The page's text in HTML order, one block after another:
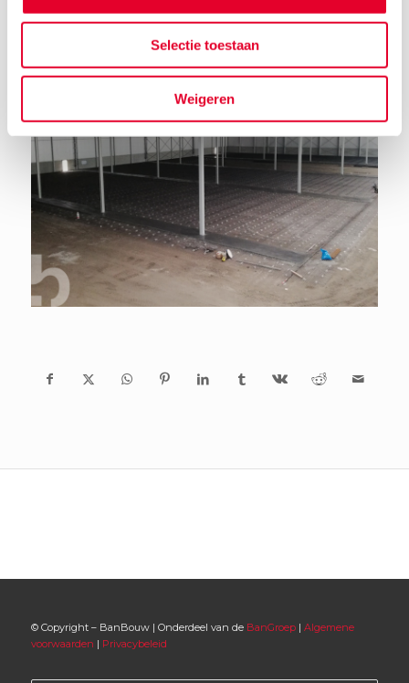
Selectie toestaan
Weigeren
© Copyright – BanBouw | Onderdeel van de BanGroep| Algemene
voorwaarden | Privacybeleid